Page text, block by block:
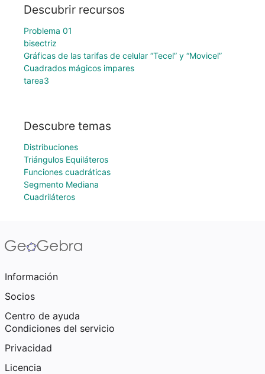
Descubrir recursos
Problema 01
bisectriz
Gráficas de las tarifas de celular “Tecel” y “Movicel”
Cuadrados mágicos impares
tarea3
Descubre temas
Distribuciones
Triángulos Equiláteros
Funciones cuadráticas
Segmento Mediana
Cuadriláteros
Información
Socios
Centro de ayuda
Condiciones del servicio
Privacidad
Licencia